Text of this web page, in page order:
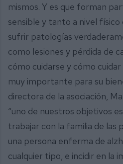
mismos. Y es que forman
sensible y tanto a nivel
sufrir patologías
como lesiones y pérdida de
cómo cuidarse y cómo
muy importante para su
directora de la asociación,
“uno de nuestros objetivos
trabajar con la familia de las
una persona enferma de
cualquier tipo, e incidir en la